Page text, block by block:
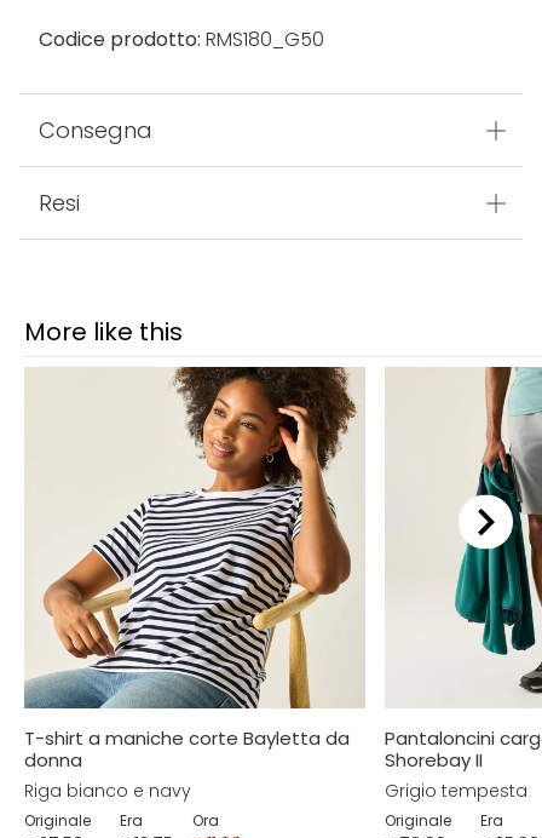
Codice prodotto: RMS180_G50
Consegna
Resi
More like this
T-shirt a maniche corte Bayletta da
donna
Riga bianco e navy
Originale Era Ora
Pantaloncini
Shorebay II
Grigio tempesta
Originale Era